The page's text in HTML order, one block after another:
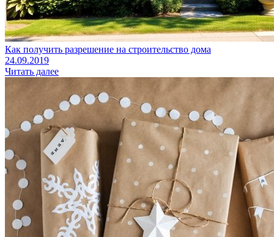
Как получить разрешение на строительство дома
24.09.2019
Читать далее